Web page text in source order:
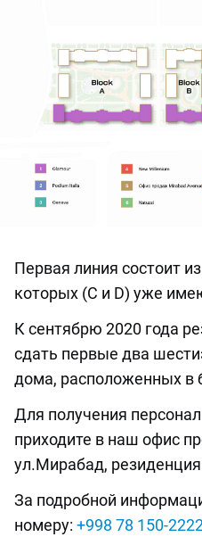
Первая линия состоит
которых (С и D) уже
К сентябрю 2020 года
сдать первые два
дома, расположенных в
Для получения
приходите в наш офис
ул.Мирабад,
За подробной
номеру: +998 78 150-